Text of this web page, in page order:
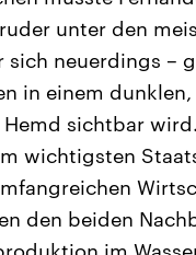
unter den
sich neuerdings –
in einem
sichtbar
wichtigsten
den beiden